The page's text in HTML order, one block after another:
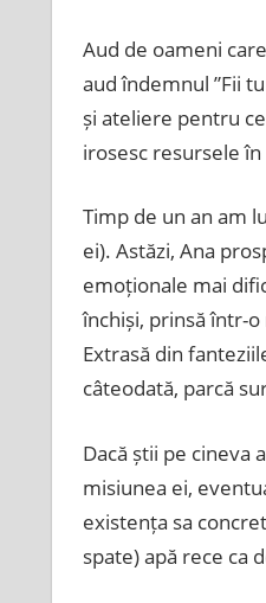
Aud de oameni
aud îndemnul ”Fii
și ateliere pentru
irosesc resursele
Timp de un an am
ei). Astăzi, Ana
emoționale mai
închiși, prinsă într-o
Extrasă din
câteodată, parcă
Dacă știi pe cineva
misiunea ei,
existența sa
spate) apă rece ca